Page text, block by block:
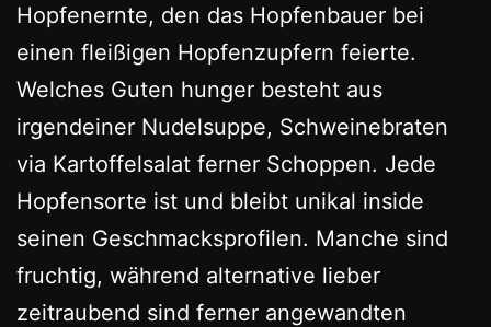
Hopfenernte, den das Hopfenbauer bei
einen fleißigen Hopfenzupfern feierte.
Welches Guten hunger besteht aus
irgendeiner Nudelsuppe, Schweinebraten
via Kartoffelsalat ferner Schoppen. Jede
Hopfensorte ist und bleibt unikal inside
seinen Geschmacksprofilen. Manche sind
fruchtig, während alternative lieber
zeitraubend sind ferner angewandten